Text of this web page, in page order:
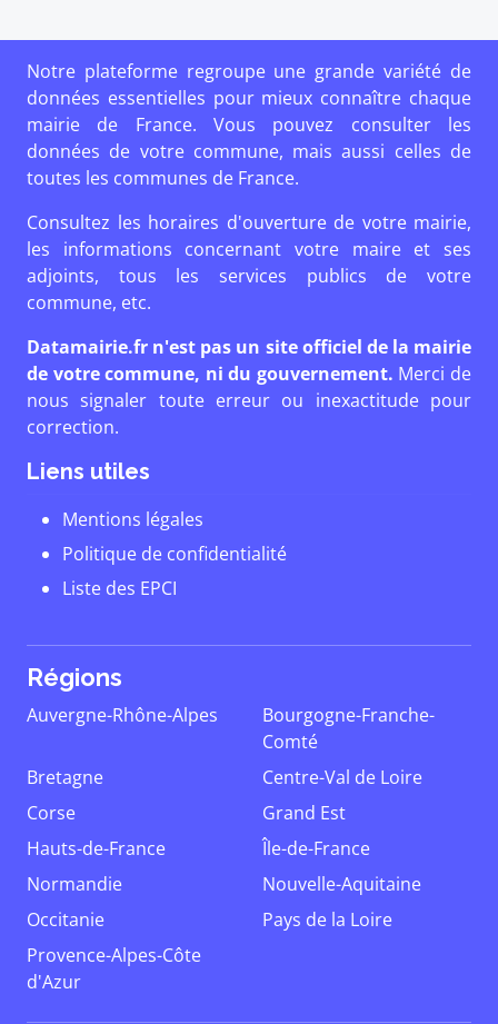
Notre plateforme regroupe une grande variété de
données essentielles pour mieux connaître chaque
mairie de France. Vous pouvez consulter les
données de votre commune, mais aussi celles de
toutes les communes de France.
Consultez les horaires d'ouverture de votre mairie,
les informations concernant votre maire et ses
adjoints, tous les services publics de votre
commune, etc.
Datamairie.fr n'est pas un site officiel de la mairie
de votre commune, ni du gouvernement. Merci de
nous signaler toute erreur ou inexactitude pour
correction.
Liens utiles
Mentions légales
Politique de confidentialité
Liste des EPCI
Régions
Auvergne-Rhône-Alpes
Bourgogne-Franche-
Comté
Bretagne
Centre-Val de Loire
Corse
Grand Est
Hauts-de-France
Île-de-France
Normandie
Nouvelle-Aquitaine
Occitanie
Pays de la Loire
Provence-Alpes-Côte
d'Azur